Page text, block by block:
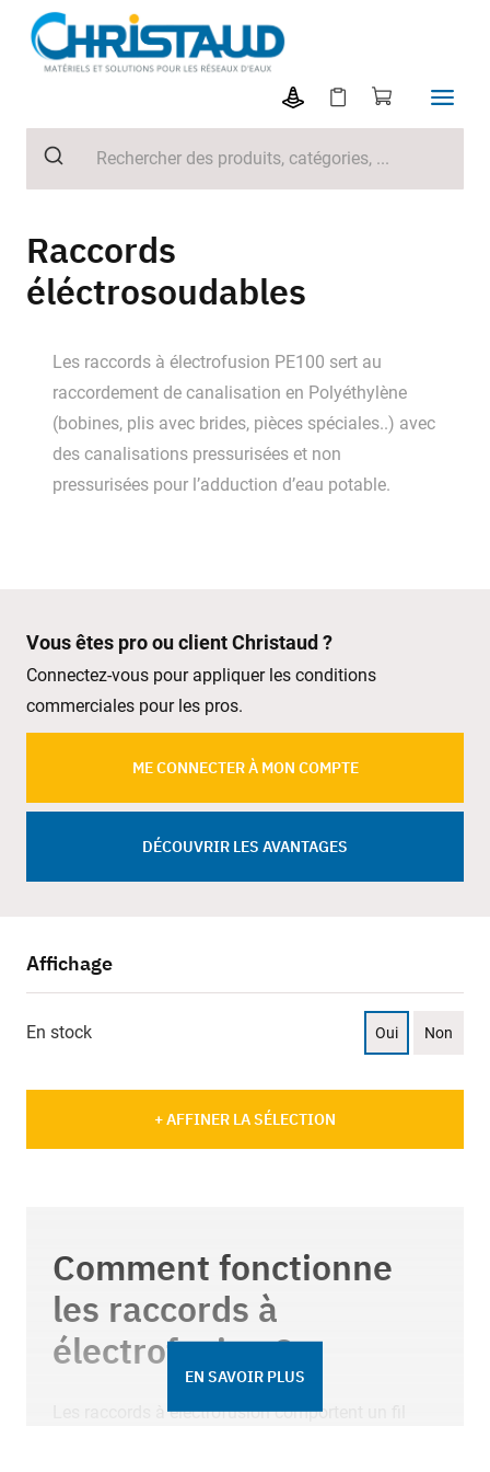
Raccords
éléctrosoudables
Les raccords à électrofusion PE100 sert au
raccordement de canalisation en Polyéthylène
(bobines, plis avec brides, pièces spéciales..) avec
des canalisations pressurisées et non
pressurisées pour l’adduction d’eau potable.
Vous êtes pro ou client Christaud ?
Connectez-vous pour appliquer les conditions
commerciales pour les pros.
ME CONNECTER À MON COMPTE
DÉCOUVRIR LES AVANTAGES
Affichage
En stock Oui Non
+ AFFINER LA SÉLECTION
EN SAVOIR PLUS
Comment fonctionne
les raccords à
électrofusion ?
Les raccords à électrofusion comportent un fil